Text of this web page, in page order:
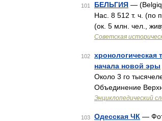
101 БЕЛЬГИЯ —
Нас. 8 512 т. ч. (по
(ок. 5 млн. чел.,
Советская
102
хронологическая
начала новой эры
Около 3 го
Объединение
Энциклопедический
103 Одесская ЧК —